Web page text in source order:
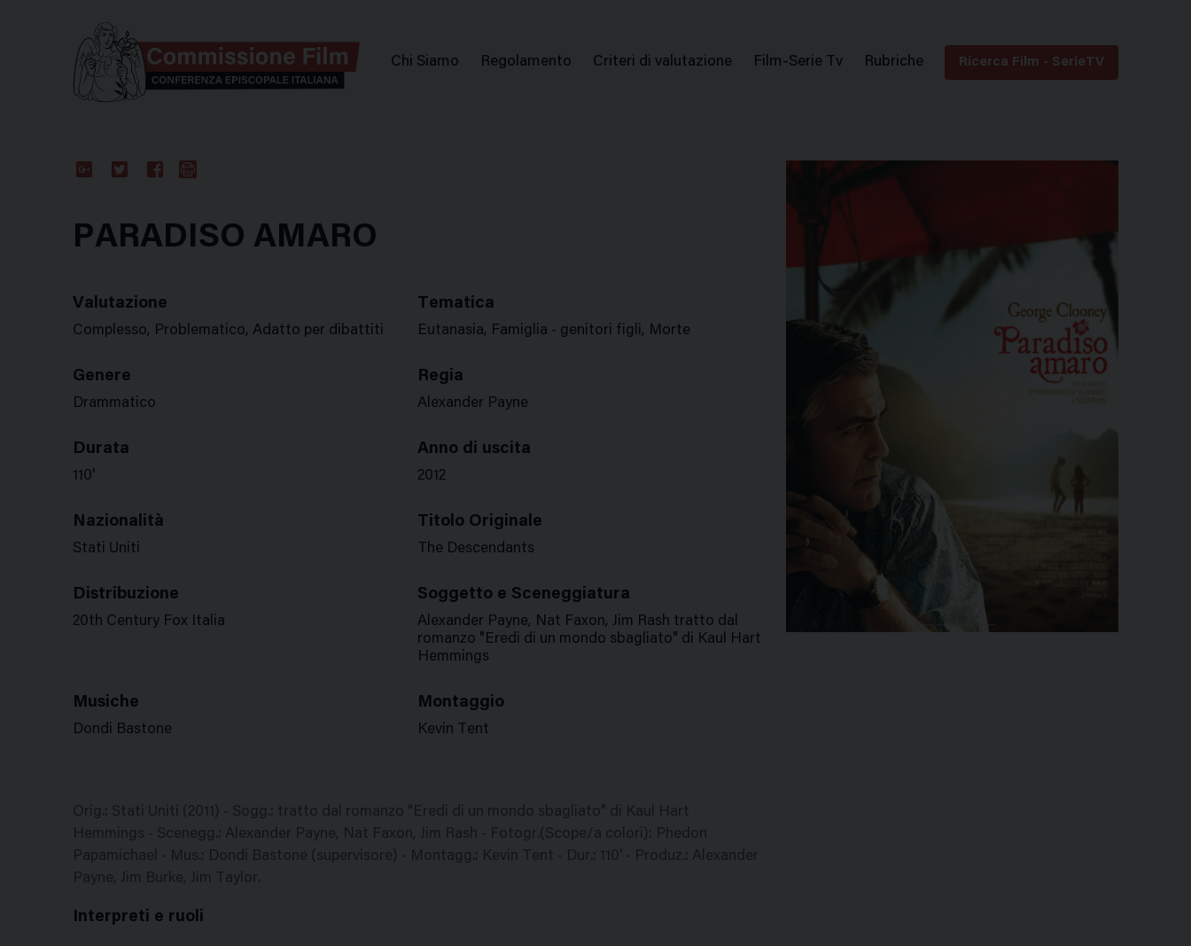
Menu
Chi Siamo Regolamento Criteri di valutazione Film-Serie Tv Rubriche Ricerca Film - SerieTV
PARADISO AMARO
Valutazione
Complesso, Problematico, Adatto per dibattiti
Tematica
Eutanasia, Famiglia - genitori figli, Morte
Genere
Drammatico
Regia
Alexander Payne
Durata
110'
Anno di uscita
2012
Nazionalità
Stati Uniti
Titolo Originale
The Descendants
Distribuzione
20th Century Fox Italia
Soggetto e Sceneggiatura
Alexander Payne, Nat Faxon, Jim Rash tratto dal
romanzo "Eredi di un mondo sbagliato" di Kaul Hart
Hemmings
Musiche
Dondi Bastone
Montaggio
Kevin Tent
Orig.: Stati Uniti (2011) - Sogg.: tratto dal romanzo "Eredi di un mondo sbagliato" di Kaul Hart
Hemmings - Scenegg.: Alexander Payne, Nat Faxon, Jim Rash - Fotogr.(Scope/a colori): Phedon
Papamichael - Mus.: Dondi Bastone (supervisore) - Montagg.: Kevin Tent - Dur.: 110' - Produz.: Alexander
Payne, Jim Burke, Jim Taylor.
Interpreti e ruoli